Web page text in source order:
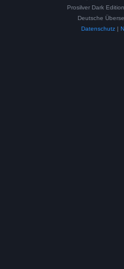
Prosilver Dark
Deutsche
Datenschutz|